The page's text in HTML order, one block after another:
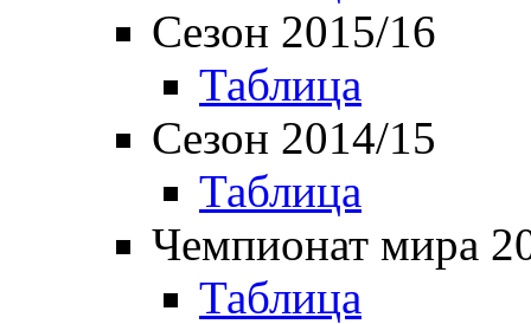
Сезон 2015/16
Таблица
Сезон 2014/15
Таблица
Чемпионат мира
Таблица